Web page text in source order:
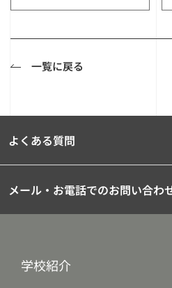
一覧に戻る
よくある質問
メール・お電話でのお問い合わ
学校紹介